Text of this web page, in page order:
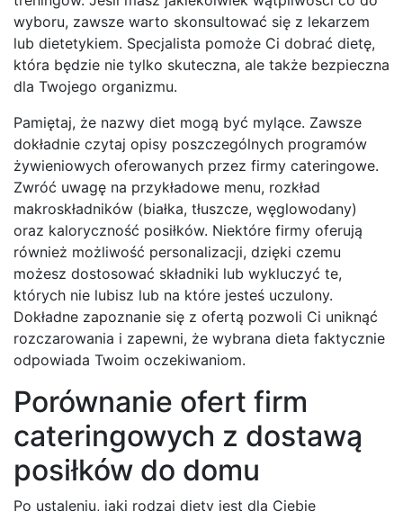
wyboru, zawsze warto skonsultować się z lekarzem
lub dietetykiem. Specjalista pomoże Ci dobrać dietę,
która będzie nie tylko skuteczna, ale także bezpieczna
dla Twojego organizmu.
Pamiętaj, że nazwy diet mogą być mylące. Zawsze
dokładnie czytaj opisy poszczególnych programów
żywieniowych oferowanych przez firmy cateringowe.
Zwróć uwagę na przykładowe menu, rozkład
makroskładników (białka, tłuszcze, węglowodany)
oraz kaloryczność posiłków. Niektóre firmy oferują
również możliwość personalizacji, dzięki czemu
możesz dostosować składniki lub wykluczyć te,
których nie lubisz lub na które jesteś uczulony.
Dokładne zapoznanie się z ofertą pozwoli Ci uniknąć
rozczarowania i zapewni, że wybrana dieta faktycznie
odpowiada Twoim oczekiwaniom.
Porównanie ofert firm
cateringowych z dostawą
posiłków do domu
Po ustaleniu, jaki rodzaj diety jest dla Ciebie